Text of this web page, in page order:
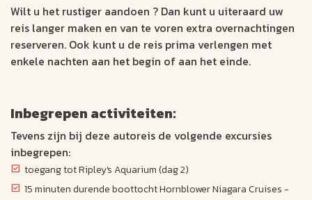
Wilt u het rustiger aandoen ? Dan kunt u uiteraard uw
reis langer maken en van te voren extra overnachtingen
reserveren. Ook kunt u de reis prima verlengen met
enkele nachten aan het begin of aan het einde.
Inbegrepen activiteiten:
Tevens zijn bij deze autoreis de volgende excursies
inbegrepen:
toegang tot Ripley's Aquarium (dag 2)
15 minuten durende boottocht Hornblower Niagara Cruises -